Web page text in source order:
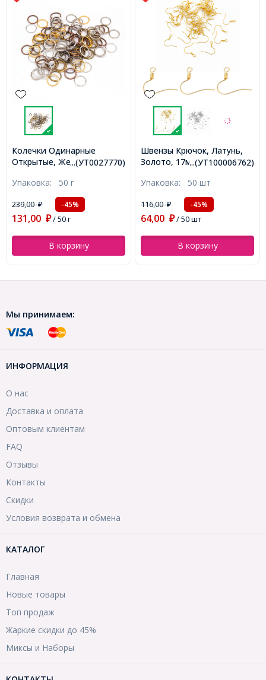
...(УТ0027770)
Колечки Одинарные
Открытые, Железные,
Диаметр 4.6мм, около
530шт/50г, (УТ0027770)
Упаковка: 50 г
239,00₽ -45%
131,00 ₽/ 50 г
В корзину
...(УТ100006762)
Швензы Крючок, Латунь,
Золото, 17мм,
Упаковка: 50 шт
116,00₽ -45%
64,00 ₽/ 50 шт
В корзину
Мы принимаем:
ИНФОРМАЦИЯ
О нас
Доставка и оплата
Оптовым клиентам
FAQ
Отзывы
Контакты
Скидки
Условия возврата и обмена
КАТАЛОГ
Главная
Новые товары
Топ продаж
Жаркие скидки до 45%
Миксы и Наборы